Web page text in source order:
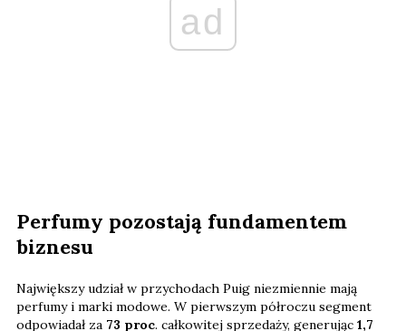
ad
Perfumy pozostają fundamentem
biznesu
Największy udział w przychodach Puig niezmiennie mają
perfumy i marki modowe. W pierwszym półroczu segment
odpowiadał za 73 proc. całkowitej sprzedaży, generując 1,7